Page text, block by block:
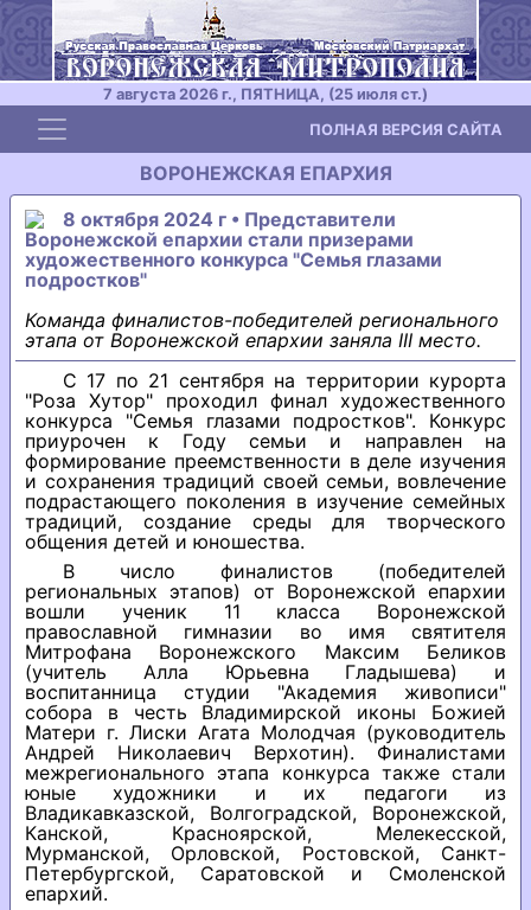
7 августа 2026 г., ПЯТНИЦА, (25 июля ст.)
Toggle navigation ПОЛНАЯ ВЕРСИЯ САЙТА
ВОРОНЕЖСКАЯ ЕПАРХИЯ
8 октября 2024 г • Представители
Воронежской епархии стали призерами
художественного конкурса "Семья глазами
подростков"
Команда финалистов-победителей регионального
этапа от Воронежской епархии заняла III место.
С 17 по 21 сентября на территории курорта
"Роза Хутор" проходил финал художественного
конкурса "Семья глазами подростков". Конкурс
приурочен к Году семьи и направлен на
формирование преемственности в деле изучения
и сохранения традиций своей семьи, вовлечение
подрастающего поколения в изучение семейных
традиций, создание среды для творческого
общения детей и юношества.
В число финалистов (победителей
региональных этапов) от Воронежской епархии
вошли ученик 11 класса Воронежской
православной гимназии во имя святителя
Митрофана Воронежского Максим Беликов
(учитель Алла Юрьевна Гладышева) и
воспитанница студии "Академия живописи"
собора в честь Владимирской иконы Божией
Матери г. Лиски Агата Молодчая (руководитель
Андрей Николаевич Верхотин). Финалистами
межрегионального этапа конкурса также стали
юные художники и их педагоги из
Владикавказской, Волгоградской, Воронежской,
Канской, Красноярской, Мелекесской,
Мурманской, Орловской, Ростовской, Санкт-
Петербургской, Саратовской и Смоленской
епархий.